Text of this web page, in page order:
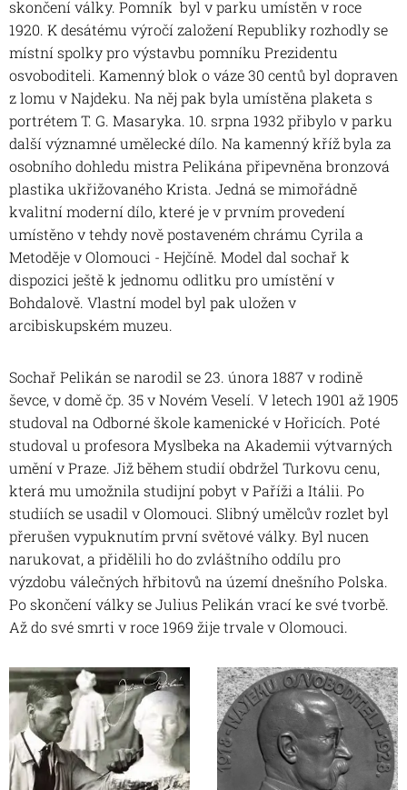
skončení války. Pomník byl v parku umístěn v roce
1920. K desátému výročí založení Republiky rozhodly se
místní spolky pro výstavbu pomníku Prezidentu
osvoboditeli. Kamenný blok o váze 30 centů byl dopraven
z lomu v Najdeku. Na něj pak byla umístěna plaketa s
portrétem T. G. Masaryka. 10. srpna 1932 přibylo v parku
další významné umělecké dílo. Na kamenný kříž byla za
osobního dohledu mistra Pelikána připevněna bronzová
plastika ukřižovaného Krista. Jedná se mimořádně
kvalitní moderní dílo, které je v prvním provedení
umístěno v tehdy nově postaveném chrámu Cyrila a
Metoděje v Olomouci - Hejčíně. Model dal sochař k
dispozici ještě k jednomu odlitku pro umístění v
Bohdalově. Vlastní model byl pak uložen v
arcibiskupském muzeu.
Sochař Pelikán se narodil se 23. února 1887 v rodině
ševce, v domě čp. 35 v Novém Veselí. V letech 1901 až 1905
studoval na Odborné škole kamenické v Hořicích. Poté
studoval u profesora Myslbeka na Akademii výtvarných
umění v Praze. Již během studií obdržel Turkovu cenu,
která mu umožnila studijní pobyt v Paříži a Itálii. Po
studiích se usadil v Olomouci. Slibný umělcův rozlet byl
přerušen vypuknutím první světové války. Byl nucen
narukovat, a přidělili ho do zvláštního oddílu pro
výzdobu válečných hřbitovů na území dnešního Polska.
Po skončení války se Julius Pelikán vrací ke své tvorbě.
Až do své smrti v roce 1969 žije trvale v Olomouci.